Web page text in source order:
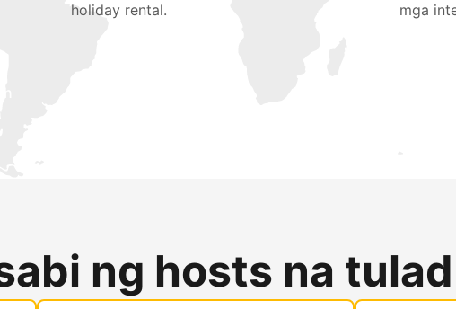
holiday rental.
mga
ng hosts na